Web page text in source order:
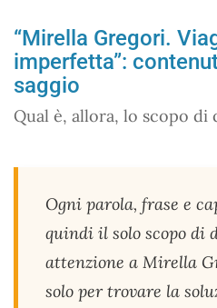
“Mirella Gregori.
imperfetta”:
saggio
Qual è, allora, lo scopo di
Ogni parola, frase e
quindi il solo scopo di
attenzione a Mirella
solo per trovare la